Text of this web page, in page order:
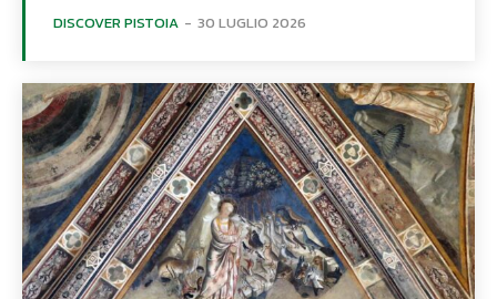
DISCOVER PISTOIA - 30 LUGLIO 2026